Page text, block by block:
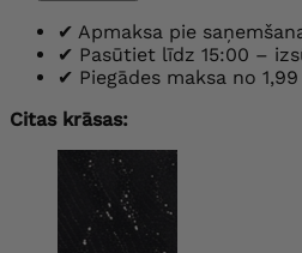
✔ Apmaksa pie
✔ Pasūtiet līdz 15:00 –
✔ Piegādes maksa no
Citas krāsas: